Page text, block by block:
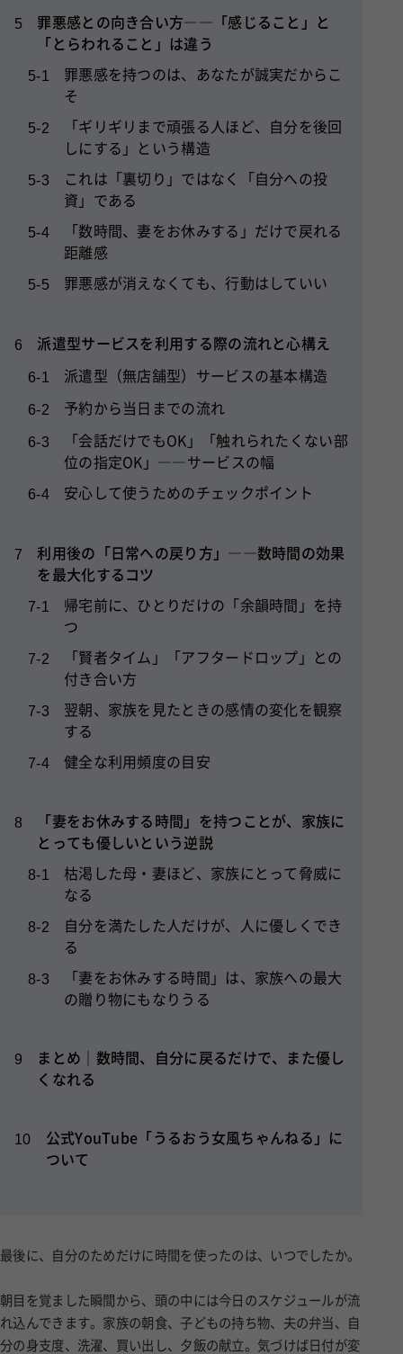
5
罪悪感との向き合い方――「感じること」と
「とらわれること」は違う
5-1
罪悪感を持つのは、あなたが誠実だからこ
そ
5-2
「ギリギリまで頑張る人ほど、自分を後回
しにする」という構造
5-3
これは「裏切り」ではなく「自分への投
資」である
5-4
「数時間、妻をお休みする」だけで戻れる
距離感
5-5 罪悪感が消えなくても、行動はしていい
6 派遣型サービスを利用する際の流れと心構え
6-1 派遣型（無店舗型）サービスの基本構造
6-2 予約から当日までの流れ
6-3
「会話だけでもOK」「触れられたくない部
位の指定OK」――サービスの幅
6-4 安心して使うためのチェックポイント
7
利用後の「日常への戻り方」――数時間の効果
を最大化するコツ
7-1
帰宅前に、ひとりだけの「余韻時間」を持
つ
7-2
「賢者タイム」「アフタードロップ」との
付き合い方
7-3
翌朝、家族を見たときの感情の変化を観察
する
7-4 健全な利用頻度の目安
8
「妻をお休みする時間」を持つことが、家族に
とっても優しいという逆説
8-1
枯渇した母・妻ほど、家族にとって脅威に
なる
8-2
自分を満たした人だけが、人に優しくでき
る
8-3
「妻をお休みする時間」は、家族への最大
の贈り物にもなりうる
9
まとめ｜数時間、自分に戻るだけで、また優し
くなれる
10
公式YouTube「うるおう女風ちゃんねる」に
ついて
最後に、自分のためだけに時間を使ったのは、いつでしたか。
朝目を覚ました瞬間から、頭の中には今日のスケジュールが流
れ込んできます。家族の朝食、子どもの持ち物、夫の弁当、自
分の身支度、洗濯、買い出し、夕飯の献立。気づけば日付が変